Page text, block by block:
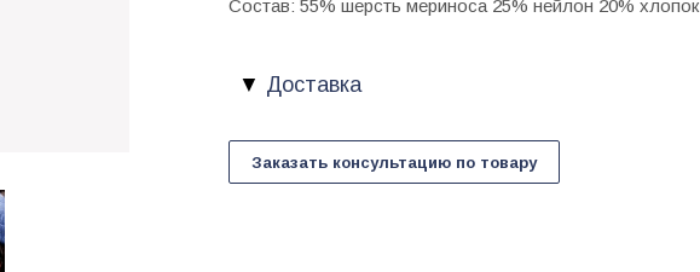
Состав: 55% шерсть мериноса 25% нейлон 20% хлопок
Доставка
Заказать консультацию по товару